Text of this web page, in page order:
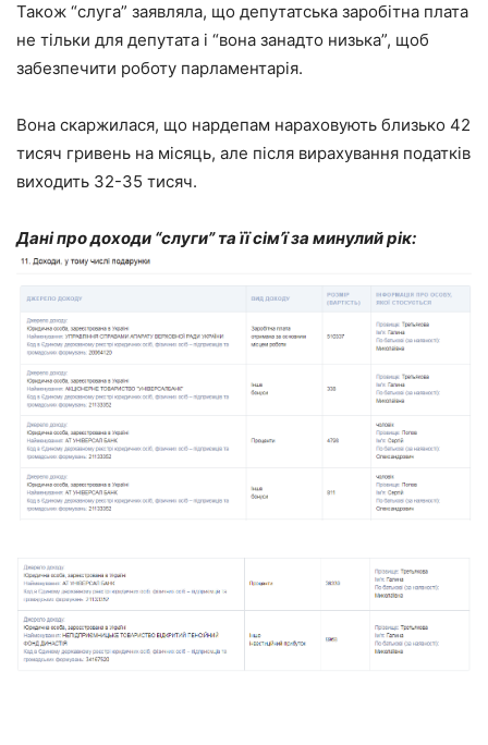
Також “слуга” заявляла, що депутатська заробітна плата
не тільки для депутата і “вона занадто низька”, щоб
забезпечити роботу парламентарія.
Вона скаржилася, що нардепам нараховують близько 42
тисяч гривень на місяць, але після вирахування податків
виходить 32-35 тисяч.
Дані про доходи “слуги” та її сім’ї за минулий рік: